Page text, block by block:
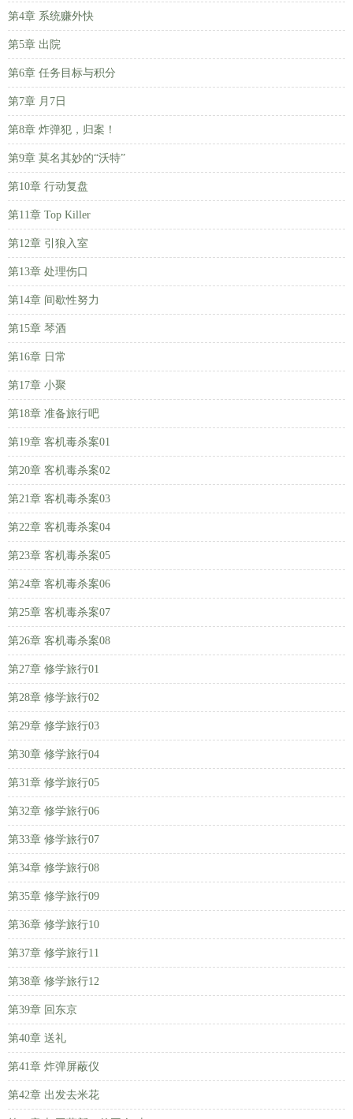
第4章 系统赚外快
第5章 出院
第6章 任务目标与积分
第7章 月7日
第8章 炸弹犯，归案！
第9章 莫名其妙的“沃特”
第10章 行动复盘
第11章 Top Killer
第12章 引狼入室
第13章 处理伤口
第14章 间歇性努力
第15章 琴酒
第16章 日常
第17章 小聚
第18章 准备旅行吧
第19章 客机毒杀案01
第20章 客机毒杀案02
第21章 客机毒杀案03
第22章 客机毒杀案04
第23章 客机毒杀案05
第24章 客机毒杀案06
第25章 客机毒杀案07
第26章 客机毒杀案08
第27章 修学旅行01
第28章 修学旅行02
第29章 修学旅行03
第30章 修学旅行04
第31章 修学旅行05
第32章 修学旅行06
第33章 修学旅行07
第34章 修学旅行08
第35章 修学旅行09
第36章 修学旅行10
第37章 修学旅行11
第38章 修学旅行12
第39章 回东京
第40章 送礼
第41章 炸弹屏蔽仪
第42章 出发去米花